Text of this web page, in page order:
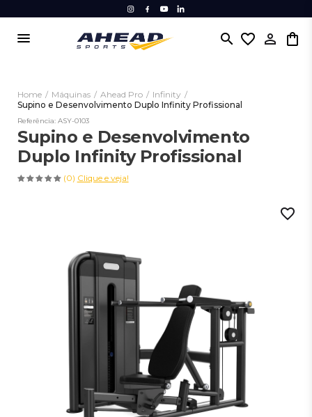
menu search favorite_border
Home / Máquinas / Ahead Pro / Infinity /
Supino e Desenvolvimento Duplo Infinity Profissional
Supino e Desenvolvimento
Duplo Infinity Profissional
(0) Clique e veja!
Referência: ASY-0103